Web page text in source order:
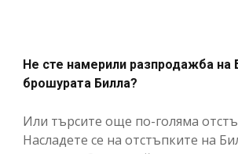
Не сте намерили разпродажба на
брошурата Билла?
Или търсите още по-голяма
Насладете се на отстъпките на